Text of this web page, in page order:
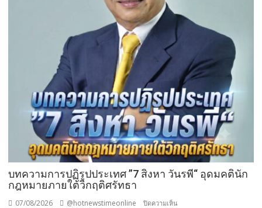
กอง
ขยะ
เป็นก
บุญ
บทความการปฏิรูปประเทศ ”7 สิงหา วันรพี“ อุดมคตินัก
กฎหมายภายใต้วิกฤติศรัทธา
07/08/2026 @hotnewstimeonline ปิดความเห็น